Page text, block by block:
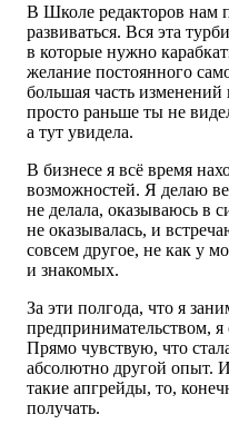
В Школе редакторов нам
развиваться. Вся эта
в которые нужно
желание постоянного
большая часть изменений
просто раньше ты не
а тут увидела.
В бизнесе я всё время
возможностей. Я делаю
не делала, оказываюсь в
не оказывалась, и
совсем другое, не как у
и знакомых.
За эти полгода, что я
предпринимательством, я
Прямо чувствую, что
абсолютно другой опыт.
такие апгрейды, то,
получать.